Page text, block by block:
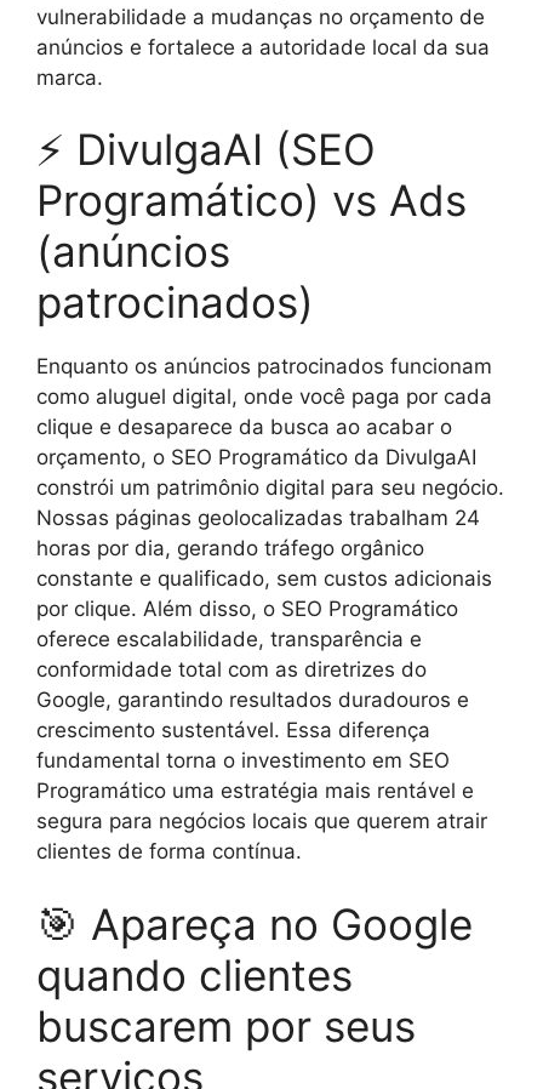
vulnerabilidade a mudanças no orçamento de
anúncios e fortalece a autoridade local da sua
marca.
⚡ DivulgaAI (SEO
Programático) vs Ads
(anúncios
patrocinados)
Enquanto os anúncios patrocinados funcionam
como aluguel digital, onde você paga por cada
clique e desaparece da busca ao acabar o
orçamento, o SEO Programático da DivulgaAI
constrói um patrimônio digital para seu negócio.
Nossas páginas geolocalizadas trabalham 24
horas por dia, gerando tráfego orgânico
constante e qualificado, sem custos adicionais
por clique. Além disso, o SEO Programático
oferece escalabilidade, transparência e
conformidade total com as diretrizes do
Google, garantindo resultados duradouros e
crescimento sustentável. Essa diferença
fundamental torna o investimento em SEO
Programático uma estratégia mais rentável e
segura para negócios locais que querem atrair
clientes de forma contínua.
🎯 Apareça no Google
quando clientes
buscarem por seus
serviços